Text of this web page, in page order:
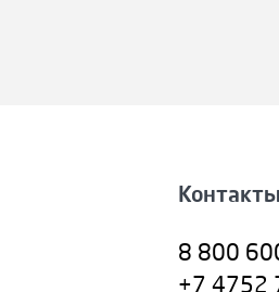
Контакты
8 800
+7 4752